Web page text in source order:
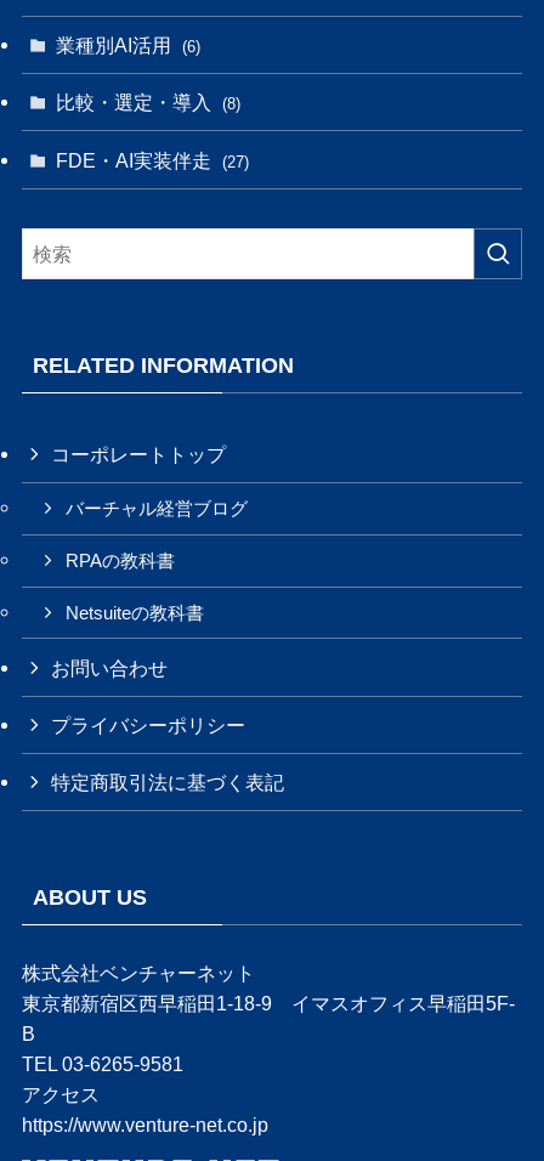
業種別AI活用 (6)
比較・選定・導入 (8)
FDE・AI実装伴走 (27)
RELATED INFORMATION
コーポレートトップ
バーチャル経営ブログ
RPAの教科書
Netsuiteの教科書
お問い合わせ
プライバシーポリシー
特定商取引法に基づく表記
ABOUT US
株式会社ベンチャーネット
東京都新宿区西早稲田1-18-9 イマスオフィス早稲田5F-
B
TEL 03-6265-9581
アクセス
https://www.venture-net.co.jp